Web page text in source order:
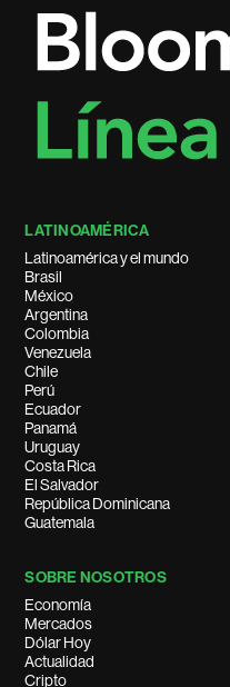
LATINOAMÉRICA
Latinoamérica y el mundo
Brasil
México
Argentina
Colombia
Venezuela
Chile
Perú
Ecuador
Panamá
Uruguay
Costa Rica
El Salvador
República Dominicana
Guatemala
SOBRE NOSOTROS
Economía
Mercados
Dólar Hoy
Actualidad
Cripto